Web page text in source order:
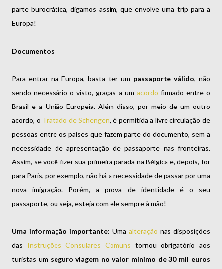
parte burocrática, digamos assim, que envolve uma trip para a
Europa!
Documentos
Para entrar na Europa, basta ter um passaporte válido, não
sendo necessário o visto, graças a um acordo firmado entre o
Brasil e a União Europeia. Além disso, por meio de um outro
acordo, o Tratado de Schengen, é permitida a livre circulação de
pessoas entre os países que fazem parte do documento, sem a
necessidade de apresentação de passaporte nas fronteiras.
Assim, se você fizer sua primeira parada na Bélgica e, depois, for
para Paris, por exemplo, não há a necessidade de passar por uma
nova imigração. Porém, a prova de identidade é o seu
passaporte, ou seja, esteja com ele sempre à mão!
Uma informação importante: Uma alteração nas disposições
das Instruções Consulares Comuns tornou obrigatório aos
turistas um seguro viagem no valor mínimo de 30 mil euros